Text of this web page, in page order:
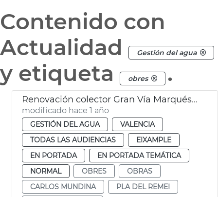
Contenido con
Actualidad
Gestión del agua
y etiqueta obres .
Renovación colector Gran Vía Marqués del Túria de València
modificado hace 1 año
GESTIÓN DEL AGUA
VALENCIA
TODAS LAS AUDIENCIAS
EIXAMPLE
EN PORTADA
EN PORTADA TEMÁTICA
NORMAL
OBRES
OBRAS
CARLOS MUNDINA
PLA DEL REMEI